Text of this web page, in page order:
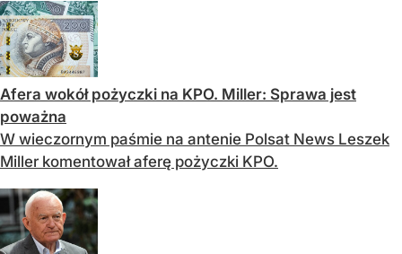
Afera wokół pożyczki na KPO. Miller: Sprawa jest
poważna
W wieczornym paśmie na antenie Polsat News Leszek
Miller komentował aferę pożyczki KPO.